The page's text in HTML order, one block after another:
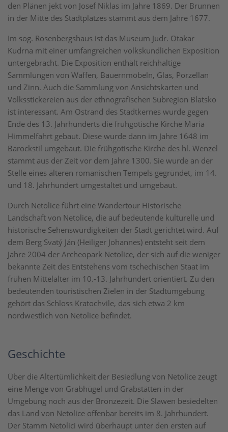
den Plänen jekt von Josef Niklas im Jahre 1869. Der Brunnen
in der Mitte des Stadtplatzes stammt aus dem Jahre 1677.
Im sog. Rosenbergshaus ist das Museum Judr. Otakar
Kudrna mit einer umfangreichen volkskundlichen Exposition
untergebracht. Die Exposition enthält reichhaltige
Sammlungen von Waffen, Bauernmöbeln, Glas, Porzellan
und Zinn. Auch die Sammlung von Ansichtskarten und
Volksstickereien aus der ethnografischen Subregion Blatsko
ist interessant. Am Ostrand des Stadtkernes wurde gegen
Ende des 13. Jahrhunderts die frühgotische Kirche Maria
Himmelfahrt gebaut. Diese wurde dann im Jahre 1648 im
Barockstil umgebaut. Die frühgotische Kirche des hl. Wenzel
stammt aus der Zeit vor dem Jahre 1300. Sie wurde an der
Stelle eines älteren romanischen Tempels gegründet, im 14.
und 18. Jahrhundert umgestaltet und umgebaut.
Durch Netolice führt eine Wandertour Historische
Landschaft von Netolice, die auf bedeutende kulturelle und
historische Sehenswürdigkeiten der Stadt gerichtet wird. Auf
dem Berg Svatý Ján (Heiliger Johannes) entsteht seit dem
Jahre 2004 der Archeopark Netolice, der sich auf die weniger
bekannte Zeit des Entstehens vom tschechischen Staat im
frühen Mittelalter im 10.-13. Jahrhundert orientiert. Zu den
bedeutenden touristischen Zielen in der Stadtumgebung
gehört das Schloss Kratochvile, das sich etwa 2 km
nordwestlich von Netolice befindet.
Geschichte
Über die Altertümlichkeit der Besiedlung von Netolice zeugt
eine Menge von Grabhügel und Grabstätten in der
Umgebung noch aus der Bronzezeit. Die Slawen besiedelten
das Land von Netolice offenbar bereits im 8. Jahrhundert.
Der Stamm Netolici wird überhaupt unter den ersten auf